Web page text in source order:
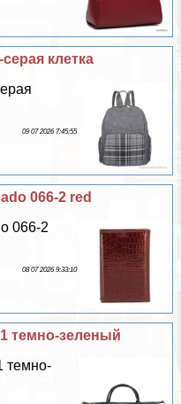
клетка
09 07 2026 7:45:55
066-2 red
066-2
08 07 2026 9:33:10
темно-зеленый
темно-